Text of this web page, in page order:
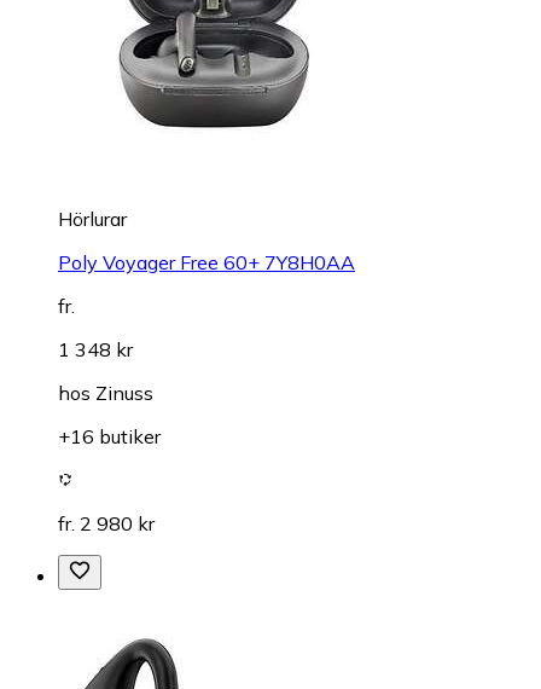
Hörlurar
Poly Voyager Free 60+ 7Y8H0AA
fr.
1 348 kr
hos Zinuss
+16 butiker
fr. 2 980 kr